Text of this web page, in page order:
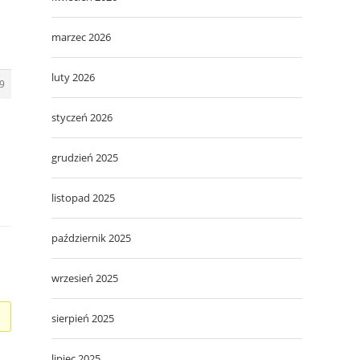
marzec 2026
luty 2026
styczeń 2026
grudzień 2025
listopad 2025
październik 2025
wrzesień 2025
sierpień 2025